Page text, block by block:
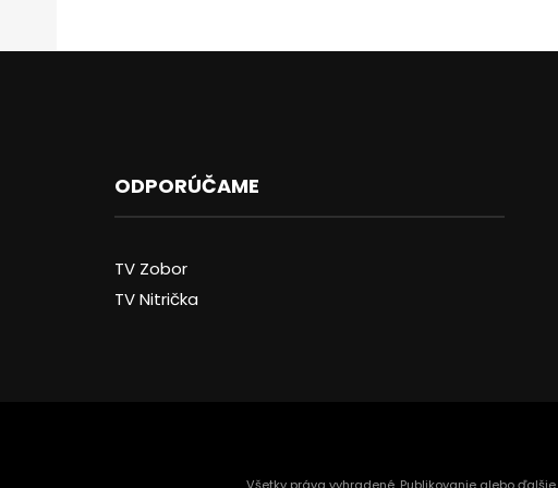
ODPORÚČAME
TV Zobor
TV Nitrička
Všetky práva vyhradené. Publikovanie alebo